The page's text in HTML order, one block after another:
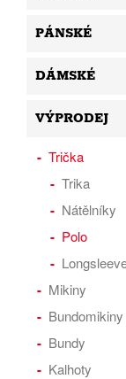
PÁNSKÉ
DÁMSKÉ
VÝPRODEJ
Trička
Trika
Nátělníky
Polo
Mikiny
Bundomikiny
Bundy
Kalhoty